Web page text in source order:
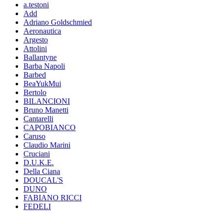
a.testoni
Add
Adriano Goldschmied
Aeronautica
Argesto
Attolini
Ballantyne
Barba Napoli
Barbed
BeaYukMui
Bertolo
BILANCIONI
Bruno Manetti
Cantarelli
CAPOBIANCO
Caruso
Claudio Marini
Cruciani
D.U.K.E.
Della Ciana
DOUCAL'S
DUNO
FABIANO RICCI
FEDELI